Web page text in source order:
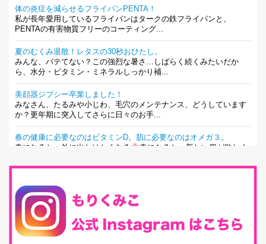
体の炎症を減らせるフライパンPENTA！
私が長年愛用しているフライパンはタークの鉄フライパンと、
PENTAの有害物質フリーのコーティング...
夏のむくみ退散！レタスの30秒おひたし。
みんな、バテてない？この強烈な暑さ…しばらく続くみたいだか
ら、水分・ビタミン・ミネラルしっかり補...
美顔器ジプシー卒業しました！
みなさん、たるみや小じわ、毛穴のメンテナンス、どうしています
か？更年期に突入してさらに日々のお手...
春の健康に必要なのはビタミンD。肌に必要なのはオメガ３。
春になると、外に出かけたくなる
春になると、新しい服が欲しく
最近、グラノーラ迷子になっていた私です。が、と〜〜〜っても美
味しくて栄養たっぷりのグラノーラを発...
腸活は「食事」だけだと思っていませんか？私の腸活完全版！
腸内環境を整えることは、健康維持の中でいっちばん大事！だと私